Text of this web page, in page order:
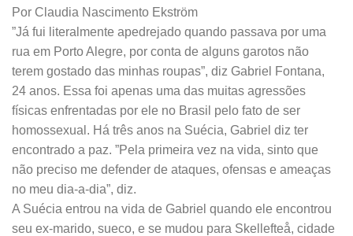
Por Claudia Nascimento Ekström
”Já fui literalmente apedrejado quando passava por uma
rua em Porto Alegre, por conta de alguns garotos não
terem gostado das minhas roupas”, diz Gabriel Fontana,
24 anos. Essa foi apenas uma das muitas agressões
físicas enfrentadas por ele no Brasil pelo fato de ser
homossexual. Há três anos na Suécia, Gabriel diz ter
encontrado a paz. ”Pela primeira vez na vida, sinto que
não preciso me defender de ataques, ofensas e ameaças
no meu dia-a-dia”, diz.
A Suécia entrou na vida de Gabriel quando ele encontrou
seu ex-marido, sueco, e se mudou para Skellefteå, cidade